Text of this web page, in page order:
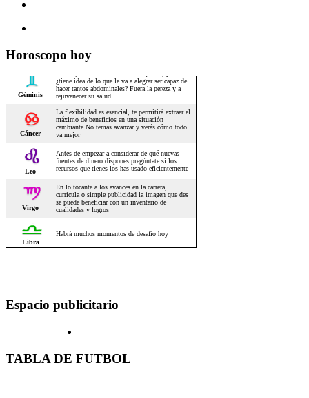
Horoscopo hoy
Espacio publicitario
TABLA DE FUTBOL